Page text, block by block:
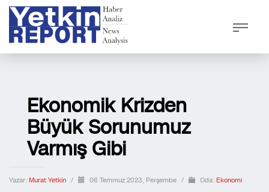
Ekonomik Krizden
Büyük Sorunumuz
Varmış Gibi
Yazar: Murat Yetkin / 06 Temmuz 2023, Perşembe / Oda: Ekonomi